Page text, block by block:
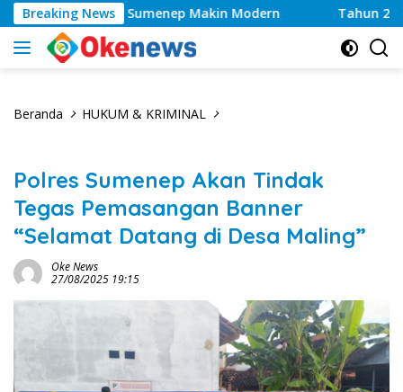
Langsung
ke
konten
Breaking News
Kesehatan Sumenep Makin Modern Tahun 2026,
Beranda HUKUM & KRIMINAL
Polres Sumenep Akan Tindak
Tegas Pemasangan Banner
“Selamat Datang di Desa Maling”
Oke News
27/08/2025 19:15